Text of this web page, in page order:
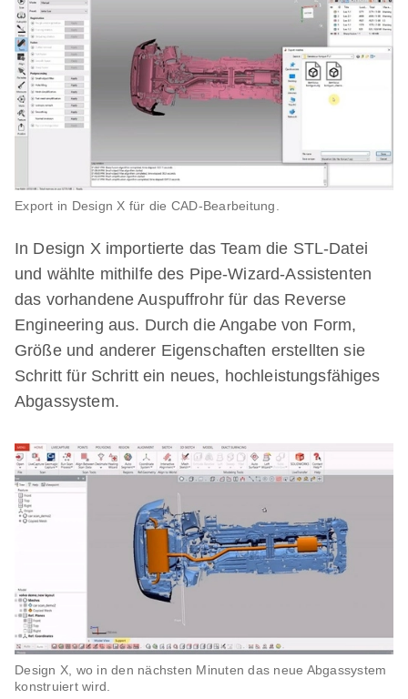
Export in Design X für die CAD-Bearbeitung.
In Design X importierte das Team die STL-Datei
und wählte mithilfe des Pipe-Wizard-Assistenten
das vorhandene Auspuffrohr für das Reverse
Engineering aus. Durch die Angabe von Form,
Größe und anderer Eigenschaften erstellten sie
Schritt für Schritt ein neues, hochleistungsfähiges
Abgassystem.
Design X, wo in den nächsten Minuten das neue Abgassystem
konstruiert wird.